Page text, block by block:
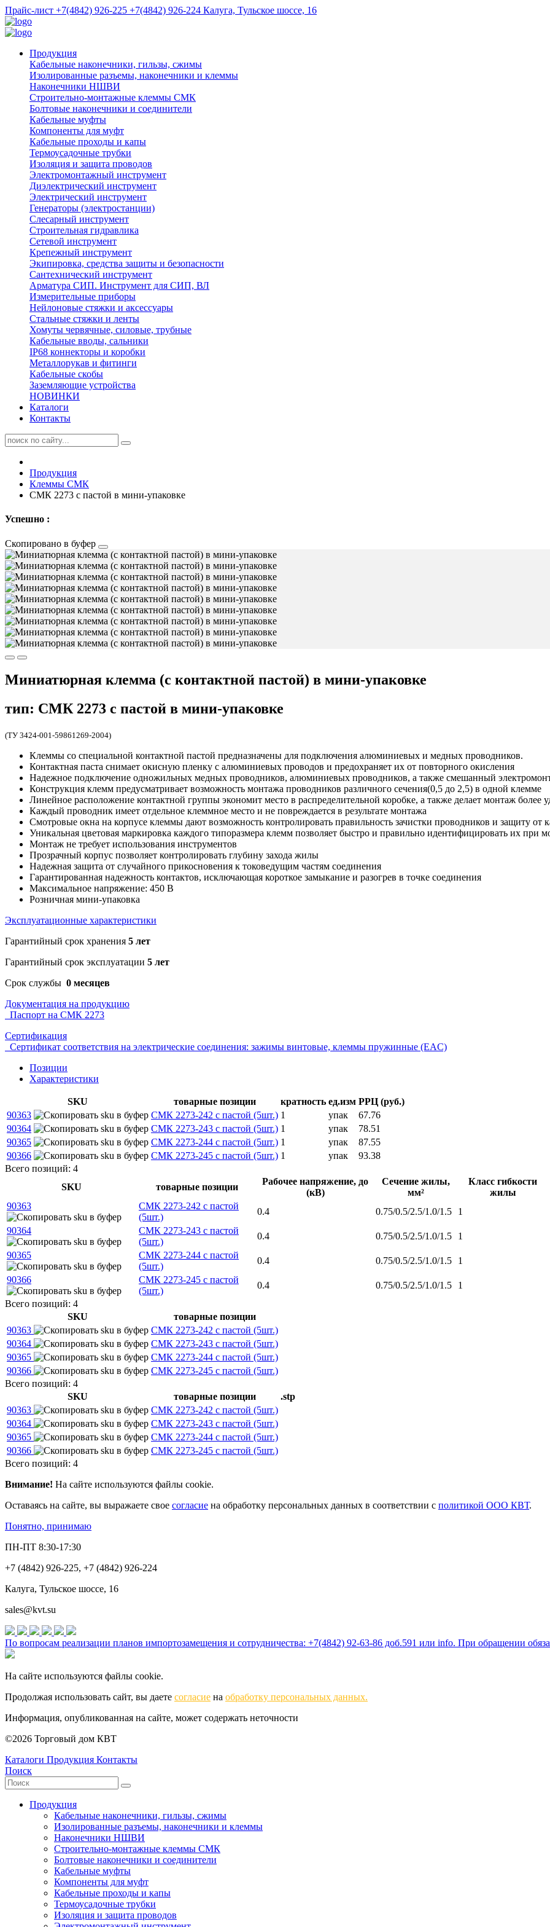
Прайс-лист +7(4842) 926-225 +7(4842) 926-224 Калуга, Тульское шоссе, 16
Продукция
Кабельные наконечники, гильзы, сжимы
Изолированные разъемы, наконечники и клеммы
Наконечники НШВИ
Строительно-монтажные клеммы СМК
Болтовые наконечники и соединители
Кабельные муфты
Компоненты для муфт
Кабельные проходы и капы
Термоусадочные трубки
Изоляция и защита проводов
Электромонтажный инструмент
Диэлектрический инструмент
Электрический инструмент
Генераторы (электростанции)
Слесарный инструмент
Строительная гидравлика
Сетевой инструмент
Крепежный инструмент
Экипировка, средства защиты и безопасности
Сантехнический инструмент
Арматура СИП. Инструмент для СИП, ВЛ
Измерительные приборы
Нейлоновые стяжки и аксессуары
Стальные стяжки и ленты
Хомуты червячные, силовые, трубные
Кабельные вводы, сальники
IP68 коннекторы и коробки
Металлорукав и фитинги
Кабельные скобы
Заземляющие устройства
НОВИНКИ
Каталоги
Контакты
Продукция
Клеммы СМК
СМК 2273 с пастой в мини-упаковке
Успешно :
Скопировано в буфер
Миниатюрная клемма (с контактной пастой) в мини-упаковке
тип: СМК 2273 с пастой в мини-упаковке
(ТУ 3424-001-59861269-2004)
Клеммы со специальной контактной пастой предназначены для подключения алюминиевых и медных проводников.
Контактная паста снимает окисную пленку с алюминиевых проводов и предохраняет их от повторного окисления
Надежное подключение одножильных медных проводников, алюминиевых проводников, а также смешанный
Конструкция клемм предусматривает возможность монтажа проводников различного сечения(0,5 до 2,5) в одной клемме
Линейное расположение контактной группы экономит место в распределительной коробке, а также делает монтаж
Каждый проводник имеет отдельное клеммное место и не повреждается в результате монтажа
Смотровые окна на корпусе клеммы дают возможность контролировать правильность зачистки проводников и защиту от
Уникальная цветовая маркировка каждого типоразмера клемм позволяет быстро и правильно идентифицировать их при
Монтаж не требует использования инструментов
Прозрачный корпус позволяет контролировать глубину захода жилы
Надежная защита от случайного прикосновения к токоведущим частям соединения
Гарантированная надежность контактов, исключающая короткое замыкание и разогрев в точке соединения
Максимальное напряжение: 450 В
Розничная мини-упаковка
Эксплуатационные характеристики
Гарантийный срок хранения 5 лет
Гарантийный срок эксплуатации 5 лет
Срок службы 0 месяцев
Документация на продукцию
Паспорт на СМК 2273
Сертификация
Сертификат соответствия на электрические соединения: зажимы винтовые, клеммы пружинные (EAC)
Позиции
Характеристики
SKU товарные позиции кратность ед.изм РРЦ (руб.)
90363
СМК 2273-242 с пастой (5шт.) 1 упак
67.76
90364
СМК 2273-243 с пастой (5шт.) 1 упак
78.51
90365
СМК 2273-244 с пастой (5шт.) 1 упак
87.55
90366
СМК 2273-245 с пастой (5шт.) 1 упак
93.38
Всего позиций: 4
SKU
товарные позиции
Рабочее напряжение, до
(кВ)
Сечение жилы,
мм²
Класс гибкости
жилы
90363
СМК 2273-242 с пастой
(5шт.)
0.4 0.75/0.5/2.5/1.0/1.5 1
90364
СМК 2273-243 с пастой
(5шт.)
0.4 0.75/0.5/2.5/1.0/1.5 1
90365
СМК 2273-244 с пастой
(5шт.)
0.4 0.75/0.5/2.5/1.0/1.5 1
90366
СМК 2273-245 с пастой
(5шт.)
0.4 0.75/0.5/2.5/1.0/1.5 1
Всего позиций: 4
SKU
товарные позиции
90363
СМК 2273-242 с пастой (5шт.)
90364
СМК 2273-243 с пастой (5шт.)
90365
СМК 2273-244 с пастой (5шт.)
90366
СМК 2273-245 с пастой (5шт.)
Всего позиций: 4
SKU
товарные позиции
.stp
90363
СМК 2273-242 с пастой (5шт.)
90364
СМК 2273-243 с пастой (5шт.)
90365
СМК 2273-244 с пастой (5шт.)
90366
СМК 2273-245 с пастой (5шт.)
Всего позиций: 4
Внимание! На сайте используются файлы cookie.
Оставаясь на сайте, вы выражаете свое согласие на обработку персональных данных в соответствии с политикой ООО КВТ.
Понятно, принимаю
ПН-ПТ 8:30-17:30
+7 (4842) 926-225, +7 (4842) 926-224
Калуга, Тульское шоссе, 16
sales@kvt.su
По вопросам реализации планов импортозамещения и сотрудничества: +7(4842) 92-63-86 доб.591 или info. При обращении
На сайте используются файлы cookie.
Продолжая использовать сайт, вы даете согласие на обработку персональных данных.
Информация, опубликованная на сайте, может содержать неточности
©2026 Торговый дом КВТ
Каталоги Продукция Контакты
Поиск
Продукция
Кабельные наконечники, гильзы, сжимы
Изолированные разъемы, наконечники и клеммы
Наконечники НШВИ
Строительно-монтажные клеммы СМК
Болтовые наконечники и соединители
Кабельные муфты
Компоненты для муфт
Кабельные проходы и капы
Термоусадочные трубки
Изоляция и защита проводов